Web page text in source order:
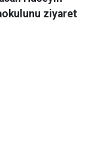
ziyaret